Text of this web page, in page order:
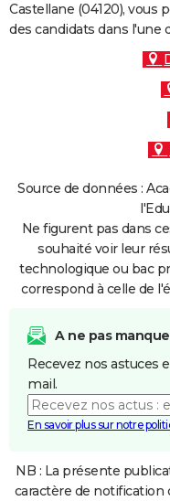
FORUM
Castellane (04120), vous
des candidats dans l'une
Source de données :
Ne figurent pas dans
souhaité voir leur
technologique ou bac
correspond à celle de
A ne pas
Recevez nos astuces
mail.
En savoir plus sur notre
NB : La présente
caractère de notification